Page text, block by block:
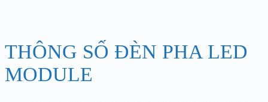
THÔNG SỐ ĐÈN PHA LED
MODULE